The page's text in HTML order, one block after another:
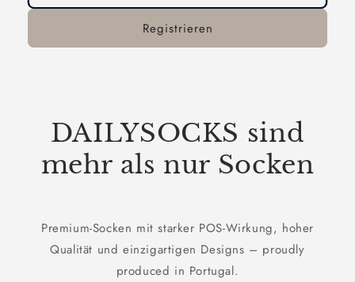
Registrieren
DAILYSOCKS sind
mehr als nur Socken
Premium-Socken mit starker POS-Wirkung, hoher
Qualität und einzigartigen Designs – proudly
produced in Portugal.